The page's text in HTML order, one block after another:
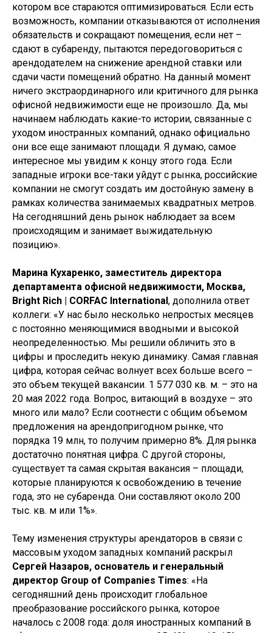
котором все стараются оптимизироваться. Если есть
возможность, компании отказываются от исполнения
обязательств и сокращают помещения, если нет –
сдают в субаренду, пытаются передоговориться с
арендодателем на снижение арендной ставки или
сдачи части помещений обратно. На данный момент
ничего экстраординарного или критичного для рынка
офисной недвижимости еще не произошло. Да, мы
начинаем наблюдать какие-то истории, связанные с
уходом иностранных компаний, однако официально
они все еще занимают площади. Я думаю, самое
интересное мы увидим к концу этого года. Если
западные игроки все-таки уйдут с рынка, российские
компании не смогут создать им достойную замену в
рамках количества занимаемых квадратных метров.
На сегодняшний день рынок наблюдает за всем
происходящим и занимает выжидательную
позицию».
Марина Кухаренко, заместитель директора
департамента офисной недвижимости, Москва,
Bright Rich | CORFAC International, дополнила ответ
коллеги: «У нас было несколько непростых месяцев
с постоянно меняющимися вводными и высокой
неопределенностью. Мы решили обличить это в
цифры и проследить некую динамику. Самая главная
цифра, которая сейчас волнует всех больше всего –
это объем текущей вакансии. 1 577 030 кв. м. – это на
20 мая 2022 года. Вопрос, витающий в воздухе – это
много или мало? Если соотнести с общим объемом
предложения на арендопригодном рынке, что
порядка 19 млн, то получим примерно 8%. Для рынка
достаточно понятная цифра. С другой стороны,
существует та самая скрытая вакансия – площади,
которые планируются к освобождению в течение
года, это не субаренда. Они составляют около 200
тыс. кв. м или 1%».
Тему изменения структуры арендаторов в связи с
массовым уходом западных компаний раскрыл
Сергей Назаров, основатель и генеральный
директор Group of Companies Times: «На
сегодняшний день происходит глобальное
преобразование российского рынка, которое
началось с 2008 года: доля иностранных компаний в